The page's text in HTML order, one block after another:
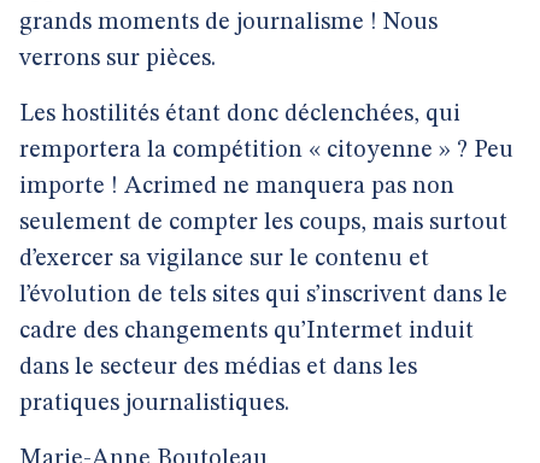
grands moments de journalisme ! Nous
verrons sur pièces.
Les hostilités étant donc déclenchées, qui
remportera la compétition « citoyenne » ? Peu
importe ! Acrimed ne manquera pas non
seulement de compter les coups, mais surtout
d’exercer sa vigilance sur le contenu et
l’évolution de tels sites qui s’inscrivent dans le
cadre des changements qu’Intermet induit
dans le secteur des médias et dans les
pratiques journalistiques.